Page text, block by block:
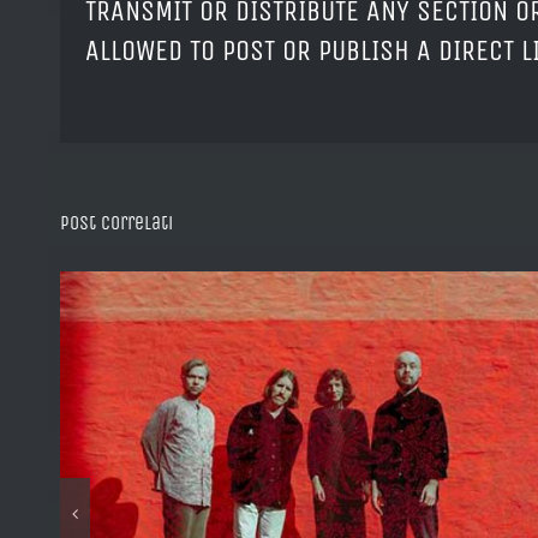
TRANSMIT OR DISTRIBUTE ANY SECTION
ALLOWED TO POST OR PUBLISH A DIRECT
Post correlati